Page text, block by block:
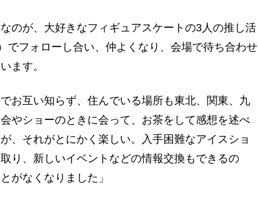
のが、大好きなフィギュアスケートの3人の推し活
でフォローし合い、仲よくなり、会場で待ち合わせ
ます。
お互い知らず、住んでいる場所も東北、関東、九
やショーのときに会って、お茶をして感想を述べ
、それがとにかく楽しい。入手困難なアイスショ
り、新しいイベントなどの情報交換もできるの
がなくなりました」